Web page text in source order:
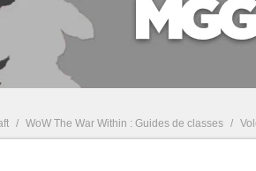
/ WoW The War Within : Guides de classes / Voleur